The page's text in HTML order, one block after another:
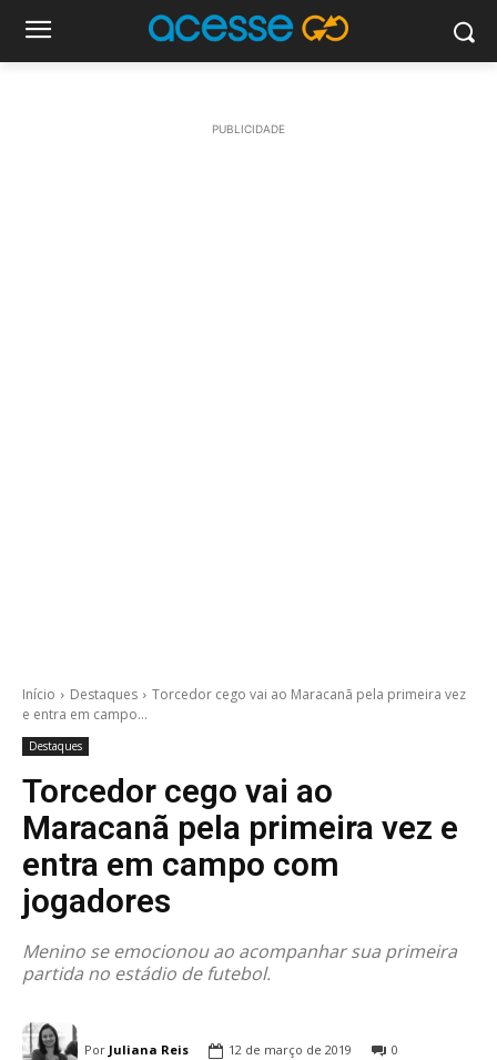
PUBLICIDADE
Início Destaques
Torcedor cego vai ao Maracanã pela primeira vez
e entra em campo...
Destaques
Torcedor cego vai ao
Maracanã pela primeira vez e
entra em campo com
jogadores
Menino se emocionou ao acompanhar sua primeira
partida no estádio de futebol.
Por Juliana Reis 12 de março de 2019 0